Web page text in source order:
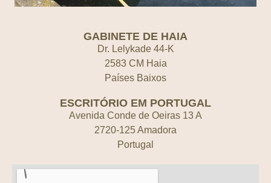
GABINETE DE HAIA
Dr. Lelykade 44-K
2583 CM Haia
Países Baixos
ESCRITÓRIO EM PORTUGAL
Avenida Conde de Oeiras 13 A
2720-125 Amadora
Portugal